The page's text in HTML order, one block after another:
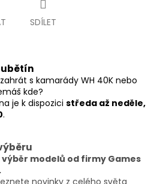
SDÍLET
s kamarády WH 40K nebo
kde?
je k dispozici středa až neděle,
.
modelů od firmy Games